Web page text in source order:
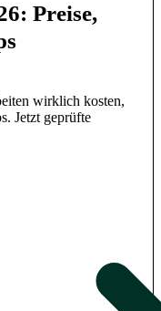
Preise,
wirklich kosten,
Jetzt geprüfte